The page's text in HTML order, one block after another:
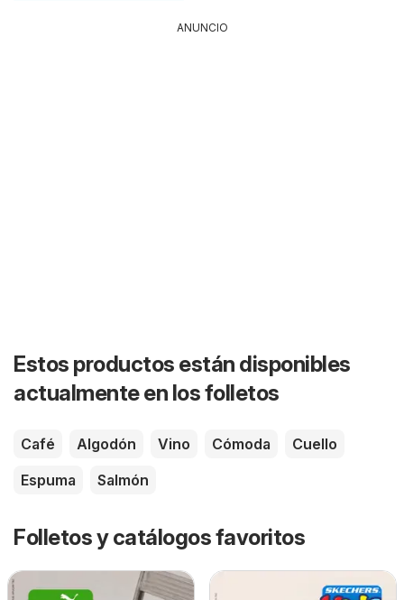
ANUNCIO
Estos productos están disponibles
actualmente en los folletos
Café Algodón Vino Cómoda
Cuello
Espuma
Salmón
Folletos y catálogos favoritos